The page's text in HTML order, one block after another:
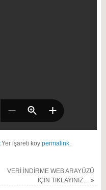
.Yer işareti koy permalink.
VERİ İNDİRME WEB ARAYÜZÜ
İÇİN TIKLAYINIZ…»